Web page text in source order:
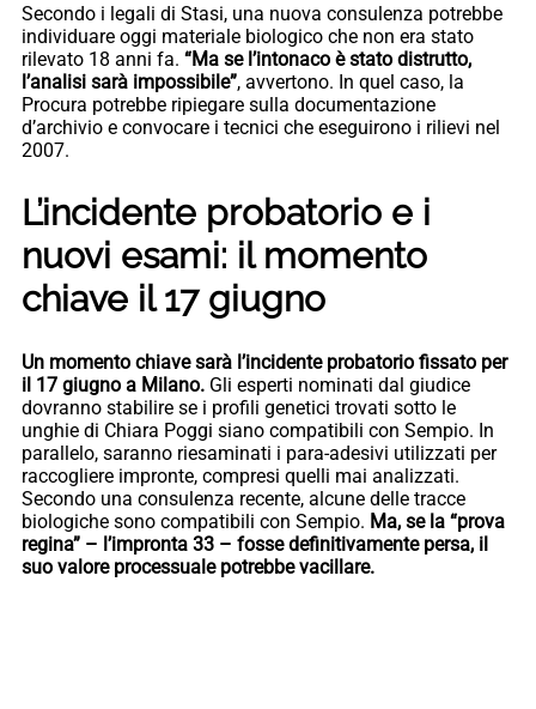
Secondo i legali di Stasi, una nuova consulenza potrebbe
individuare oggi materiale biologico che non era stato
rilevato 18 anni fa. “Ma se l’intonaco è stato distrutto,
l’analisi sarà impossibile”, avvertono. In quel caso, la
Procura potrebbe ripiegare sulla documentazione
d’archivio e convocare i tecnici che eseguirono i rilievi nel
2007.
L’incidente probatorio e i
nuovi esami: il momento
chiave il 17 giugno
Un momento chiave sarà l’incidente probatorio fissato per
il 17 giugno a Milano. Gli esperti nominati dal giudice
dovranno stabilire se i profili genetici trovati sotto le
unghie di Chiara Poggi siano compatibili con Sempio. In
parallelo, saranno riesaminati i para-adesivi utilizzati per
raccogliere impronte, compresi quelli mai analizzati.
Secondo una consulenza recente, alcune delle tracce
biologiche sono compatibili con Sempio. Ma, se la “prova
regina” – l’impronta 33 – fosse definitivamente persa, il
suo valore processuale potrebbe vacillare.